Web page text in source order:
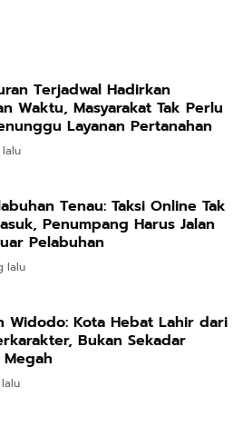
Terjadwal Hadirkan
Waktu, Masyarakat Tak Perlu
Layanan Pertanahan
Tenau: Taksi Online Tak
Penumpang Harus Jalan
Pelabuhan
lalu
Widodo: Kota Hebat Lahir dari
Bukan Sekadar